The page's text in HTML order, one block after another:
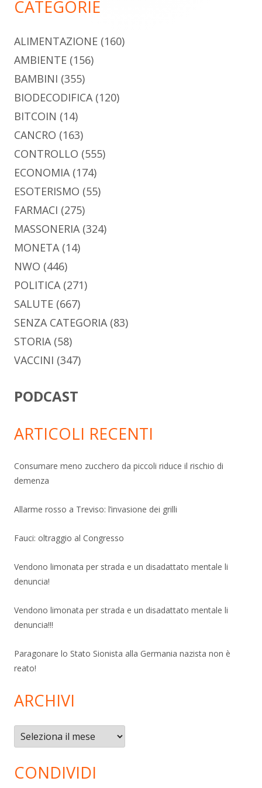
CATEGORIE
ALIMENTAZIONE (160)
AMBIENTE (156)
BAMBINI (355)
BIODECODIFICA (120)
BITCOIN (14)
CANCRO (163)
CONTROLLO (555)
ECONOMIA (174)
ESOTERISMO (55)
FARMACI (275)
MASSONERIA (324)
MONETA (14)
NWO (446)
POLITICA (271)
SALUTE (667)
SENZA CATEGORIA (83)
STORIA (58)
VACCINI (347)
PODCAST
ARTICOLI RECENTI
Consumare meno zucchero da piccoli riduce il rischio di
demenza
Allarme rosso a Treviso: l’invasione dei grilli
Fauci: oltraggio al Congresso
Vendono limonata per strada e un disadattato mentale li
denuncia!
Vendono limonata per strada e un disadattato mentale li
denuncia!!!
Paragonare lo Stato Sionista alla Germania nazista non è
reato!
ARCHIVI
Archivi
CONDIVIDI